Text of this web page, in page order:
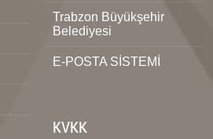
Trabzon Büyükşehir
Belediyesi
E-POSTA SİSTEMİ
KVKK